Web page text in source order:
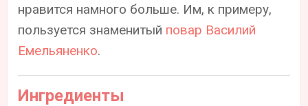
нравится намного больше. Им, к примеру,
пользуется знаменитый повар Василий
Емельяненко.
Ингредиенты